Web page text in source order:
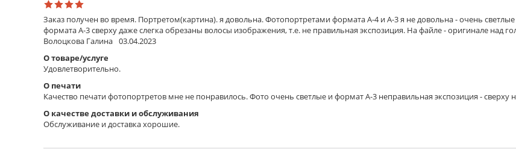
Заказ получен во время. Портретом(картина). я довольна. Фотопортретами формата А-4 и А-3 я не довольна - очень
формата А-3 сверху даже слегка обрезаны волосы изображения, т.е. не правильная экспозиция. На файле - оригинале над
Волоцкова Галина 03.04.2023
О товаре/услуге
Удовлетворительно.
О печати
Качество печати фотопортретов мне не понравилось. Фото очень светлые и формат А-3 неправильная экспозиция - сверху
О качестве доставки и обслуживания
Обслуживание и доставка хорошие.